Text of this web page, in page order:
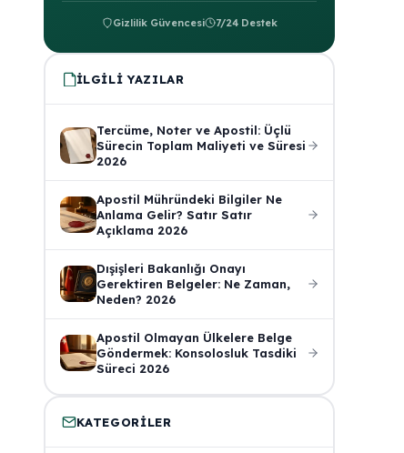
Gizlilik Güvencesi 7/24 Destek
İLGILI YAZILAR
Tercüme, Noter ve Apostil: Üçlü
Sürecin Toplam Maliyeti ve Süresi
2026
Apostil Mühründeki Bilgiler Ne
Anlama Gelir? Satır Satır
Açıklama 2026
Dışişleri Bakanlığı Onayı
Gerektiren Belgeler: Ne Zaman,
Neden? 2026
Apostil Olmayan Ülkelere Belge
Göndermek: Konsolosluk Tasdiki
Süreci 2026
KATEGORILER